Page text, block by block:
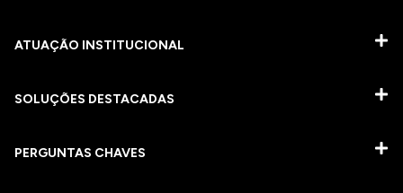
ATUAÇÃO INSTITUCIONAL
SOLUÇÕES DESTACADAS
PERGUNTAS CHAVES​